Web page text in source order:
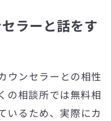
ラーと話をす
ウンセラーとの相性
の相談所では無料相
いるため、実際にカ